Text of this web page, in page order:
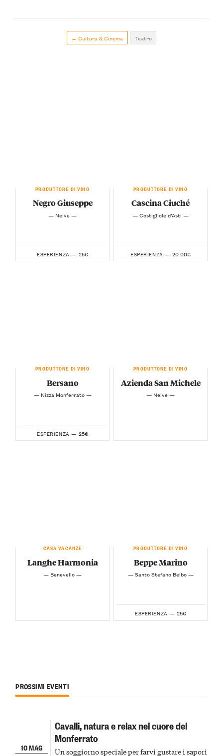
← Cultura & Cinema Teatro
PRODUTTORE DI VINO
Negro Giuseppe
— Neive —
ESPERIENZA — 25€
PRODUTTORE DI VINO
Cascina Ciuché
— Costigliole d’Asti —
ESPERIENZA — 20.00€
PRODUTTORE DI VINO
Bersano
— Nizza Monferrato —
ESPERIENZA — 25€
PRODUTTORE DI VINO
Azienda San Michele
— Neive —
CASA VACANZE
Langhe Harmonia
— Benevello —
PRODUTTORE DI VINO
Beppe Marino
— Santo Stefano Belbo —
ESPERIENZA — 25€
PROSSIMI EVENTI
10 MAG
Cavalli, natura e relax nel cuore del
Monferrato
Un soggiorno speciale per farvi gustare i sapori